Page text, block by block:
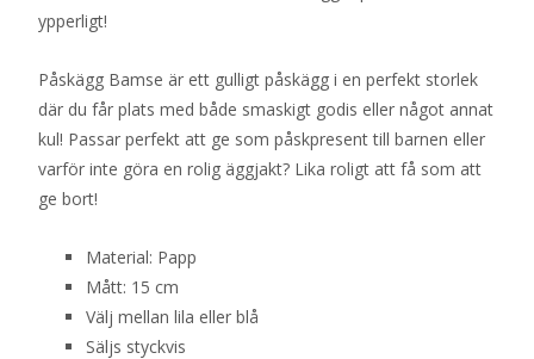
ypperligt!
Påskägg Bamse är ett gulligt påskägg i en perfekt storlek
där du får plats med både smaskigt godis eller något annat
kul! Passar perfekt att ge som påskpresent till barnen eller
varför inte göra en rolig äggjakt? Lika roligt att få som att
ge bort!
Material: Papp
Mått: 15 cm
Välj mellan lila eller blå
Säljs styckvis